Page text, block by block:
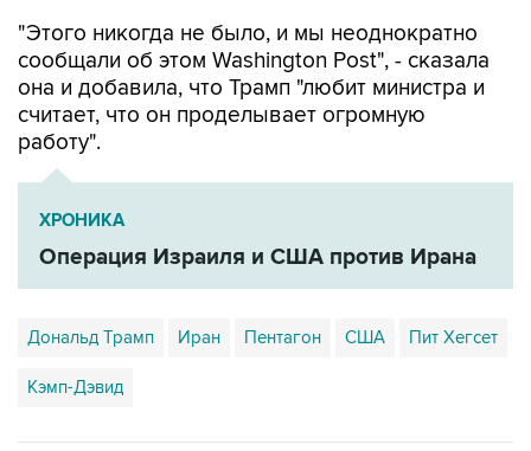
"Этого никогда не было, и мы неоднократно
сообщали об этом Washington Post", - сказала
она и добавила, что Трамп "любит министра и
считает, что он проделывает огромную
работу".
ХРОНИКА
Операция Израиля и США против Ирана
Дональд Трамп Иран Пентагон США Пит Хегсет
Кэмп-Дэвид